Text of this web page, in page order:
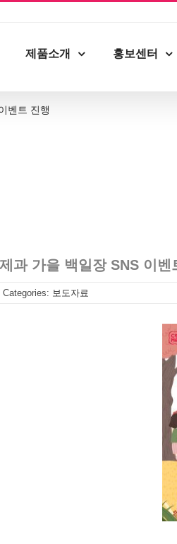
제품소개 홍보센터
벤트 진행
과 가을 백일장 SNS 이벤
Categories: 보도자료